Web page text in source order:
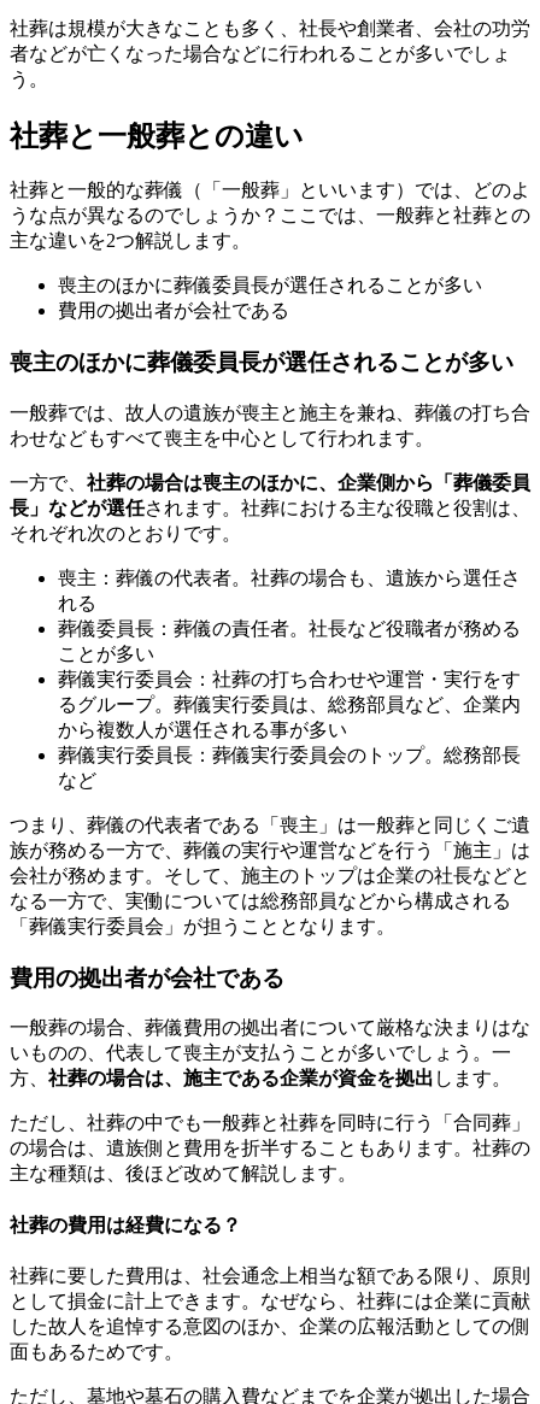
社葬は規模が大きなことも多く、社長や創業者、会社の功労
者などが亡くなった場合などに行われることが多いでしょ
う。
社葬と一般葬との違い
社葬と一般的な葬儀（「一般葬」といいます）では、どのよ
うな点が異なるのでしょうか？ここでは、一般葬と社葬との
主な違いを2つ解説します。
喪主のほかに葬儀委員長が選任されることが多い
費用の拠出者が会社である
喪主のほかに葬儀委員長が選任されることが多い
一般葬では、故人の遺族が喪主と施主を兼ね、葬儀の打ち合
わせなどもすべて喪主を中心として行われます。
一方で、 社葬の場合は喪主のほかに、企業側から「葬儀委員
長」などが選任されます。社葬における主な役職と役割は、
それぞれ次のとおりです。
喪主：葬儀の代表者。社葬の場合も、遺族から選任さ
れる
葬儀委員長：葬儀の責任者。社長など役職者が務める
ことが多い
葬儀実行委員会：社葬の打ち合わせや運営・実行をす
るグループ。葬儀実行委員は、総務部員など、企業内
から複数人が選任される事が多い
葬儀実行委員長：葬儀実行委員会のトップ。総務部長
など
つまり、葬儀の代表者である「喪主」は一般葬と同じくご遺
族が務める一方で、葬儀の実行や運営などを行う「施主」は
会社が務めます。そして、施主のトップは企業の社長などと
なる一方で、実働については総務部員などから構成される
「葬儀実行委員会」が担うこととなります。
費用の拠出者が会社である
一般葬の場合、葬儀費用の拠出者について厳格な決まりはな
いものの、代表して喪主が支払うことが多いでしょう。一
方、 社葬の場合は、施主である企業が資金を拠出 します。
ただし、社葬の中でも一般葬と社葬を同時に行う「合同葬」
の場合は、遺族側と費用を折半することもあります。社葬の
主な種類は、後ほど改めて解説します。
社葬の費用は経費になる？
社葬に要した費用は、社会通念上相当な額である限り、原則
として損金に計上できます。なぜなら、社葬には企業に貢献
した故人を追悼する意図のほか、企業の広報活動としての側
面もあるためです。
ただし、墓地や墓石の購入費などまでを企業が拠出した場合